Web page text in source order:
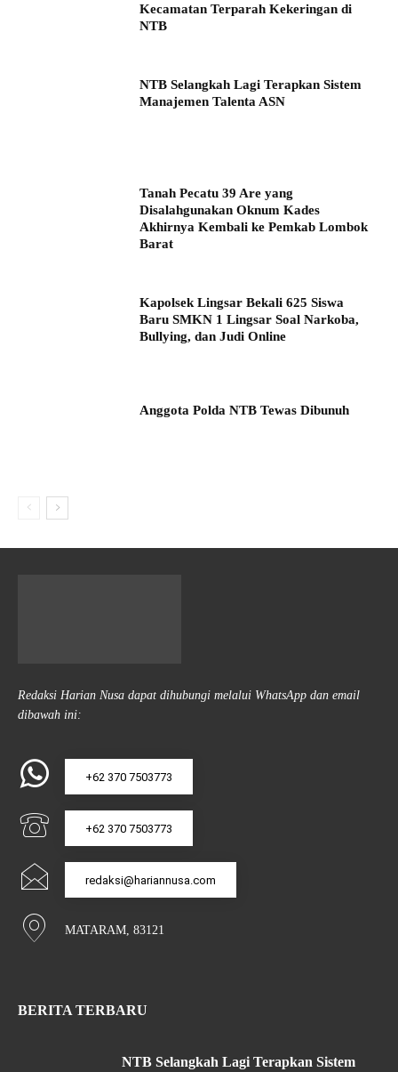
Kecamatan Terparah Kekeringan di
NTB
NTB Selangkah Lagi Terapkan Sistem
Manajemen Talenta ASN
Tanah Pecatu 39 Are yang
Disalahgunakan Oknum Kades
Akhirnya Kembali ke Pemkab Lombok
Barat
Kapolsek Lingsar Bekali 625 Siswa
Baru SMKN 1 Lingsar Soal Narkoba,
Bullying, dan Judi Online
Anggota Polda NTB Tewas Dibunuh
Redaksi Harian Nusa dapat dihubungi melalui WhatsApp dan email
dibawah ini:
+62 370 7503773
+62 370 7503773
redaksi@hariannusa.com
MATARAM, 83121
BERITA TERBARU
NTB Selangkah Lagi Terapkan Sistem